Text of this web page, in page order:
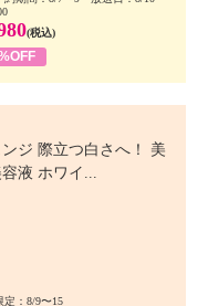
(税込)
ジ 際立つ白さへ！ 美
液 ホワイ...
定：8/9〜15